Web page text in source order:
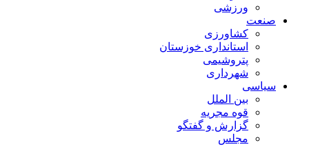
ورزشی
صنعت
کشاورزی
استانداری خوزستان
پتروشیمی
شهرداری
سیاسی
بین الملل
قوه مجریه
گزارش و گفتگو
مجلس